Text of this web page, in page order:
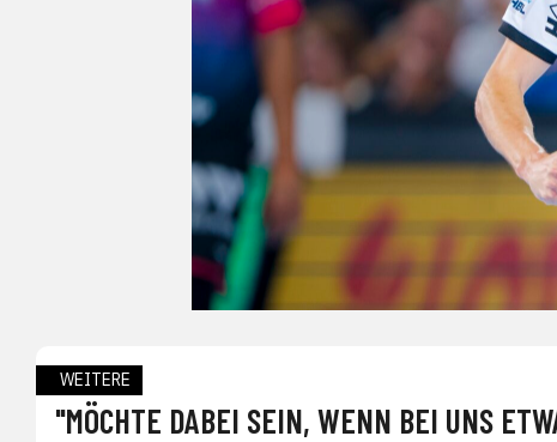
WEITERE
"MÖCHTE DABEI SEIN, WENN BEI UNS